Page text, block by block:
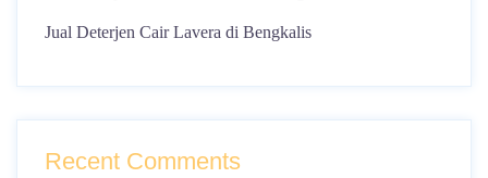
Jual Deterjen Cair Lavera di Bengkalis
Recent Comments